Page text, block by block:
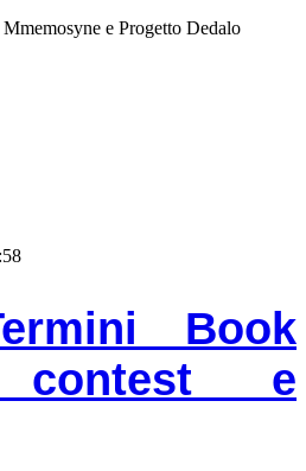
e Progetto Dedalo
Book
contest e